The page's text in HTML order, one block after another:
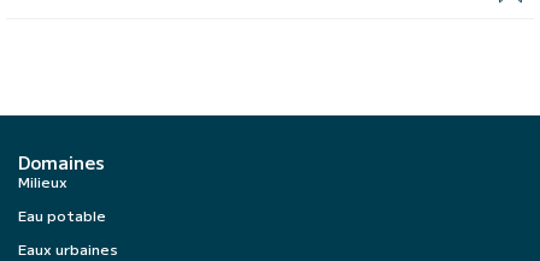
Domaines
Milieux
Eau potable
Eaux urbaines